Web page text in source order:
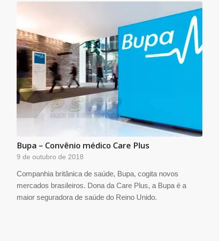
Bupa – Convênio médico Care Plus
9 de outubro de 2018
Companhia britânica de saúde, Bupa, cogita novos
mercados brasileiros. Dona da Care Plus, a Bupa é a
maior seguradora de saúde do Reino Unido.